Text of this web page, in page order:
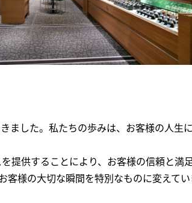
ました。私たちの歩みは、お客様の人生
提供することにより、お客様の信頼と満
客様の大切な瞬間を特別なものに変えてい